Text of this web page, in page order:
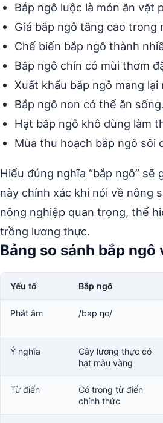
Bắp ngô luộc là món ăn vặt
Giá bắp ngô tăng cao trong
Chế biến bắp ngô thành
Bắp ngô chín có mùi thơm
Xuất khẩu bắp ngô mang lại
Bắp ngô non có thể ăn sống.
Hạt bắp ngô khô dùng làm
Mùa thu hoạch bắp ngô sôi
Hiểu đúng nghĩa “bắp ngô” sẽ
này chính xác khi nói về nông
nông nghiệp quan trọng, thể
trồng lương thực.
Bảng so sánh bắp ngô
Yếu tố Bắp ngô
Phát âm /bap ŋo/
Ý nghĩa
Cây lương thực có
hạt màu vàng
Từ điển
Có trong từ điển
chính thức